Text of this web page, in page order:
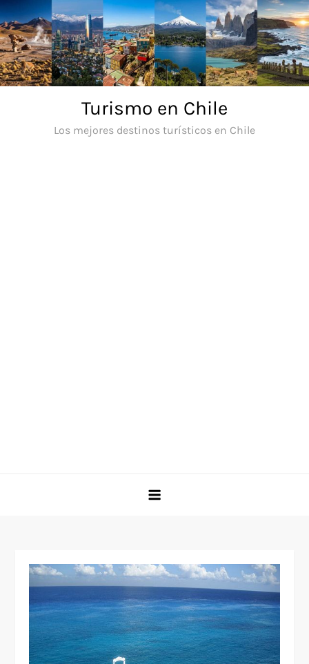
Saltar
al
contenido
Turismo en Chile
Los mejores destinos turísticos en Chile